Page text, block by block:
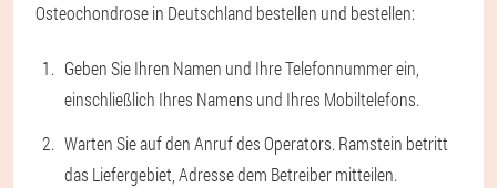
Osteochondrose in Deutschland bestellen und bestellen:
Geben Sie Ihren Namen und Ihre Telefonnummer ein,
einschließlich Ihres Namens und Ihres Mobiltelefons.
Warten Sie auf den Anruf des Operators. Ramstein betritt
das Liefergebiet, Adresse dem Betreiber mitteilen.